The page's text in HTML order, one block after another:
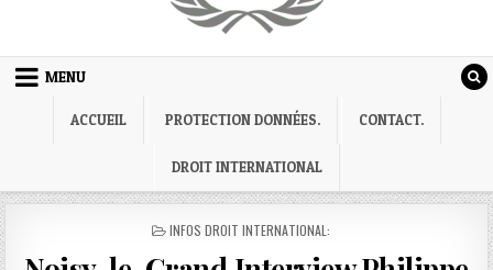
MENU
ACCUEIL PROTECTION DONNÉES. CONTACT.
DROIT INTERNATIONAL
POSTED
INFOS DROIT INTERNATIONAL: